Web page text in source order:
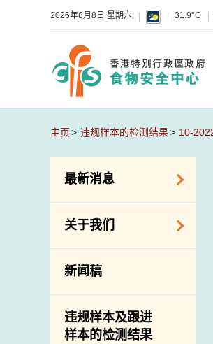
2026年8月8日 星期六 31.9°C
主页 违规样本的检测结果 10-
最新消息
食物警报 / 致敏物
警报
活动
关于我们
组织结构
介绍短片
新闻稿
违规样本及跟进
样本的检测结果